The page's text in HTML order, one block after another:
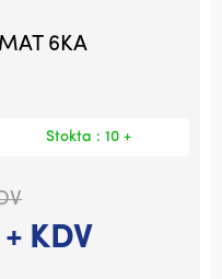
6KA
Stokta : 10 +
KDV